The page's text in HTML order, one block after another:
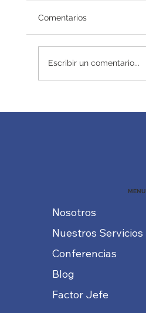
Comentarios
Escribir un comentario...
MENU
Nosotros
Nuestros Servicios
Conferencias
Blog
Factor Jefe